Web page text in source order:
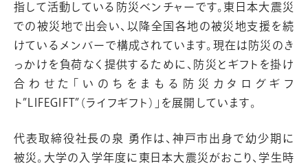
指して活動している防災ベンチャーです。東日本大震災
での被災地で出会い、以降全国各地の被災地支援を続
けているメンバーで構成されています。現在は防災のき
っかけを負荷なく提供するために、防災とギフトを掛け
合わせた「いのちをまもる防災カタログギフ
ト”LIFEGIFT”（ライフギフト）」を展開しています。
代表取締役社長の泉 勇作は、神戸市出身で幼少期に
被災。大学の入学年度に東日本大震災がおこり、学生時